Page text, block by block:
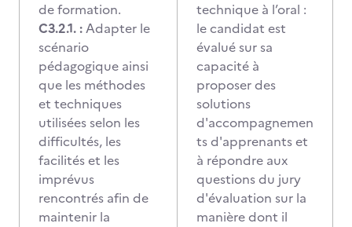
de formation.
C3.2.1. :Adapter le
scénario
pédagogique ainsi
que les méthodes
et techniques
utilisées selon les
difficultés, les
facilités et les
imprévus
rencontrés afin de
maintenir la
technique à l’oral :
le candidat est
évalué sur sa
capacité à
proposer des
solutions
d'accompagnemen
ts d'apprenants et
à répondre aux
questions du jury
d'évaluation sur la
manière dont il